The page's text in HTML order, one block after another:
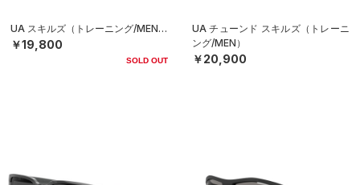
UA スキルズ（トレーニング/MEN）
￥19,800
SOLD OUT
UA チューンド スキルズ（トレーニ
ング/MEN）
￥20,900